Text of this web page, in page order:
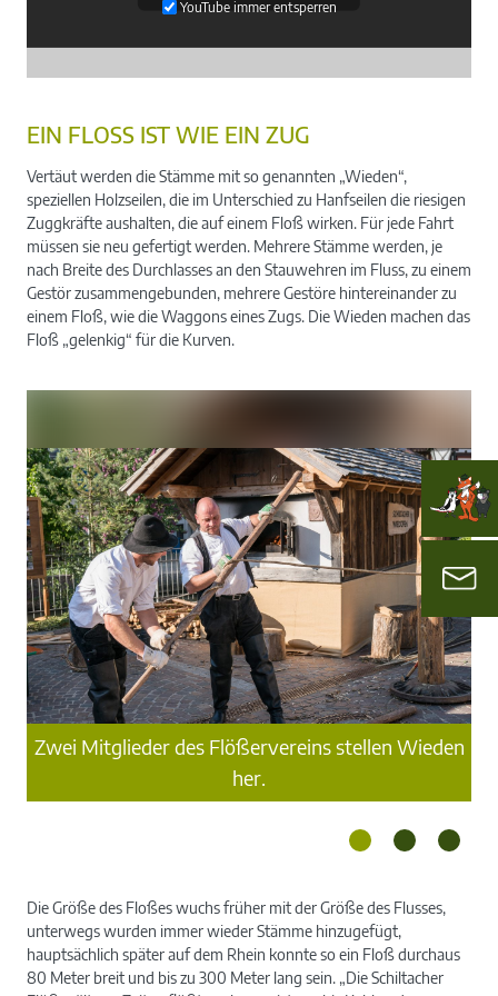
YouTube immer entsperren
EIN FLOSS IST WIE EIN ZUG
Vertäut werden die Stämme mit so genannten „Wieden“,
speziellen Holzseilen, die im Unterschied zu Hanfseilen die riesigen
Zuggkräfte aushalten, die auf einem Floß wirken. Für jede Fahrt
müssen sie neu gefertigt werden. Mehrere Stämme werden, je
nach Breite des Durchlasses an den Stauwehren im Fluss, zu einem
Gestör zusammengebunden, mehrere Gestöre hintereinander zu
einem Floß, wie die Waggons eines Zugs. Die Wieden machen das
Floß „gelenkig“ für die Kurven.
Zwei Mitglieder des Flößervereins stellen Wieden
her.
Die Größe des Floßes wuchs früher mit der Größe des Flusses,
unterwegs wurden immer wieder Stämme hinzugefügt,
hauptsächlich später auf dem Rhein konnte so ein Floß durchaus
80 Meter breit und bis zu 300 Meter lang sein. „Die Schiltacher